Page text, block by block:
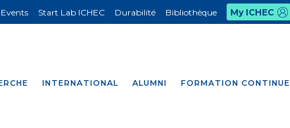
INTERNATIONAL ALUMNI FORMATION CONTINUE
Events Start Lab ICHEC Durabilité Bibliothèque My ICHEC